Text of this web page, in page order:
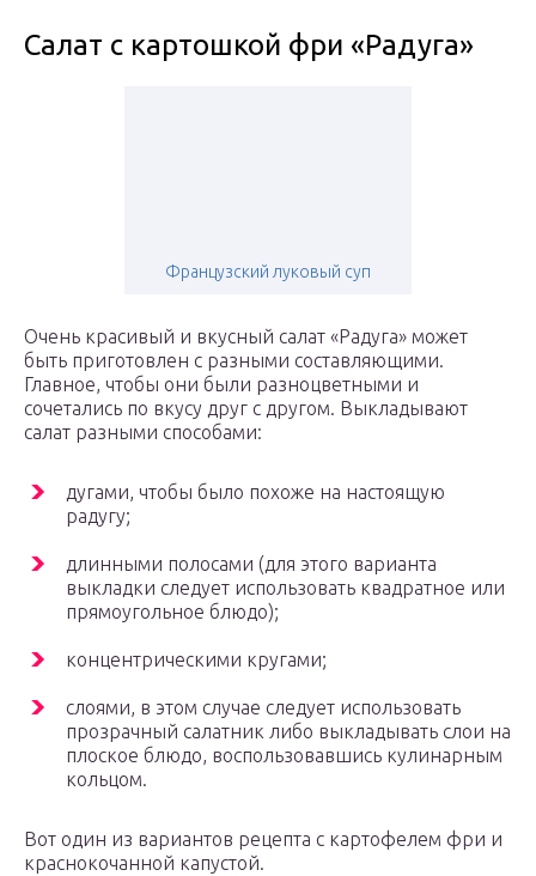
Салат с картошкой фри «Радуга»
Французский луковый суп
Очень красивый и вкусный салат «Радуга» может
быть приготовлен с разными составляющими.
Главное, чтобы они были разноцветными и
сочетались по вкусу друг с другом. Выкладывают
салат разными способами:
дугами, чтобы было похоже на настоящую
радугу;
длинными полосами (для этого варианта
выкладки следует использовать квадратное или
прямоугольное блюдо);
концентрическими кругами;
слоями, в этом случае следует использовать
прозрачный салатник либо выкладывать слои на
плоское блюдо, воспользовавшись кулинарным
кольцом.
Вот один из вариантов рецепта с картофелем фри и
краснокочанной капустой.